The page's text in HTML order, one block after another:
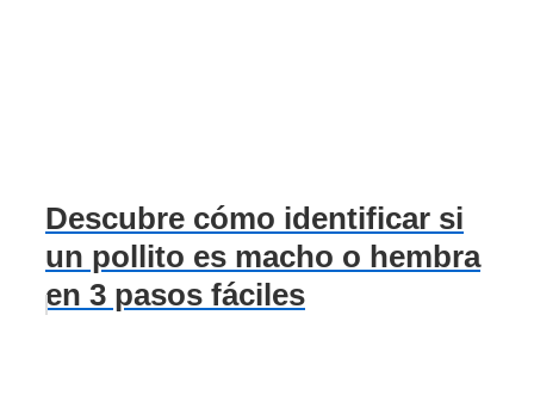
Descubre cómo identificar si
un pollito es macho o hembra
en 3 pasos fáciles